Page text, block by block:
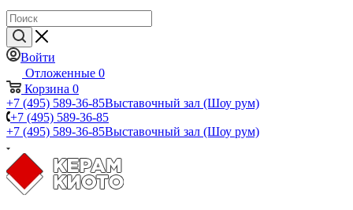
Войти
Отложенные 0
Корзина 0
+7 (495) 589-36-85Выставочный зал (Шоу рум)
+7 (495) 589-36-85
+7 (495) 589-36-85Выставочный зал (Шоу рум)